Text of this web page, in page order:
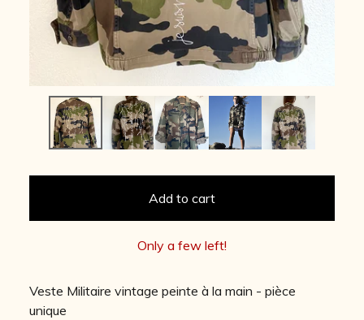
Add to cart
Only a few left!
Veste Militaire vintage peinte à la main - pièce
unique